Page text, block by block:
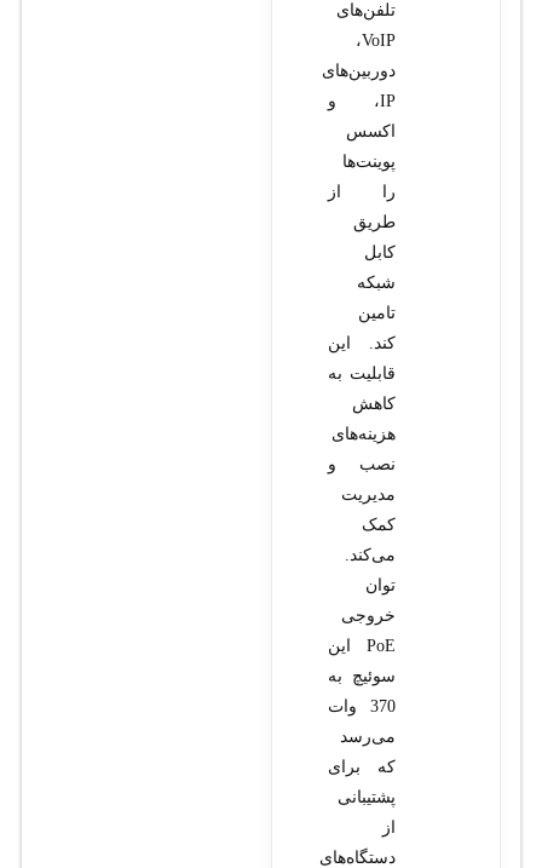
تلفن‌های
VoIP،
دوربین‌های
IP، و
اکسس
پوینت‌ها
را از
طریق
کابل
شبکه
تامین
کند. این
قابلیت به
کاهش
هزینه‌های
نصب و
مدیریت
کمک
می‌کند.
توان
خروجی
PoE این
سوئیچ به
370 وات
می‌رسد
که برای
پشتیبانی
از
دستگاه‌های